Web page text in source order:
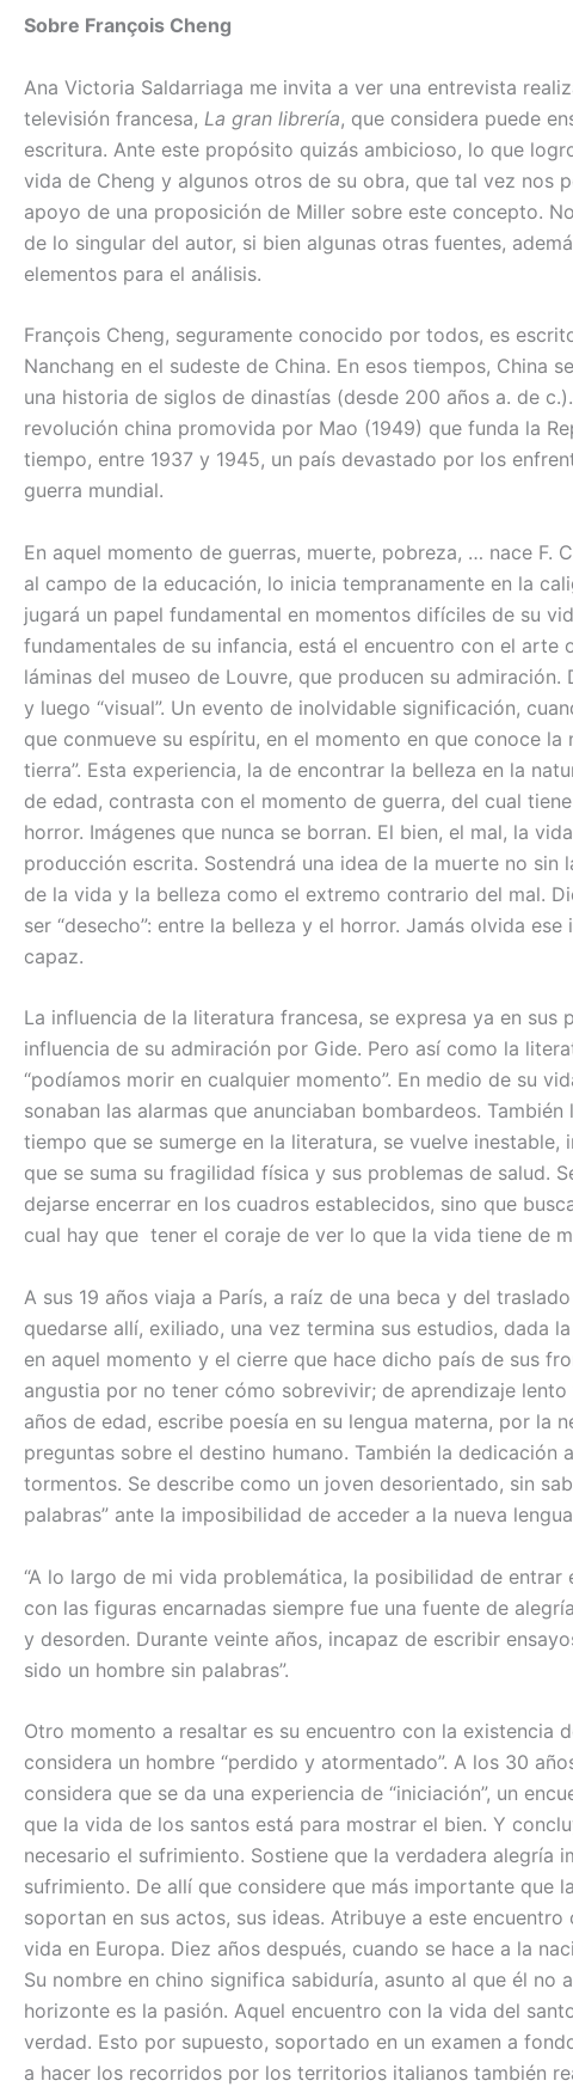
Sobre François Cheng
Ana Victoria Saldarriaga me invita a ver una entrevista
televisión francesa, La gran librería, que considera puede
escritura. Ante este propósito quizás ambicioso, lo que
vida de Cheng y algunos otros de su obra, que tal vez nos
apoyo de una proposición de Miller sobre este concepto.
de lo singular del autor, si bien algunas otras fuentes,
elementos para el análisis.
François Cheng, seguramente conocido por todos, es
Nanchang en el sudeste de China. En esos tiempos, China
una historia de siglos de dinastías (desde 200 años a. de
revolución china promovida por Mao (1949) que funda la
tiempo, entre 1937 y 1945, un país devastado por los
guerra mundial.
En aquel momento de guerras, muerte, pobreza, … nace F.
al campo de la educación, lo inicia tempranamente en la
jugará un papel fundamental en momentos difíciles de su
fundamentales de su infancia, está el encuentro con el
láminas del museo de Louvre, que producen su
y luego “visual”. Un evento de inolvidable significación,
que conmueve su espíritu, en el momento en que conoce
tierra”. Esta experiencia, la de encontrar la belleza en la
de edad, contrasta con el momento de guerra, del cual
horror. Imágenes que nunca se borran. El bien, el mal, la
producción escrita. Sostendrá una idea de la muerte no
de la vida y la belleza como el extremo contrario del mal.
ser “desecho”: entre la belleza y el horror. Jamás olvida
capaz.
La influencia de la literatura francesa, se expresa ya en
influencia de su admiración por Gide. Pero así como la
“podíamos morir en cualquier momento”. En medio de su
sonaban las alarmas que anunciaban bombardeos.
tiempo que se sumerge en la literatura, se vuelve
que se suma su fragilidad física y sus problemas de salud.
dejarse encerrar en los cuadros establecidos, sino que
cual hay que tener el coraje de ver lo que la vida tiene de
A sus 19 años viaja a París, a raíz de una beca y del
quedarse allí, exiliado, una vez termina sus estudios, dada
en aquel momento y el cierre que hace dicho país de sus
angustia por no tener cómo sobrevivir; de aprendizaje
años de edad, escribe poesía en su lengua materna, por la
preguntas sobre el destino humano. También la
tormentos. Se describe como un joven desorientado, sin
palabras” ante la imposibilidad de acceder a la nueva
“A lo largo de mi vida problemática, la posibilidad de
con las figuras encarnadas siempre fue una fuente de
y desorden. Durante veinte años, incapaz de escribir
sido un hombre sin palabras”.
Otro momento a resaltar es su encuentro con la existencia
considera un hombre “perdido y atormentado”. A los 30
considera que se da una experiencia de “iniciación”, un
que la vida de los santos está para mostrar el bien. Y
necesario el sufrimiento. Sostiene que la verdadera alegría
sufrimiento. De allí que considere que más importante que
soportan en sus actos, sus ideas. Atribuye a este
vida en Europa. Diez años después, cuando se hace a la
Su nombre en chino significa sabiduría, asunto al que él no
horizonte es la pasión. Aquel encuentro con la vida del
verdad. Esto por supuesto, soportado en un examen a
a hacer los recorridos por los territorios italianos también